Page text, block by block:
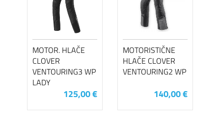
MOTOR. HLAČE
CLOVER
VENTOURING3 WP
LADY
125,00 €
MOTORISTIČNE
HLAČE CLOVER
VENTOURING2 WP
140,00 €